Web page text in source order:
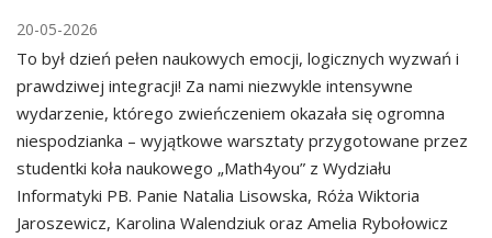
20-05-2026
To był dzień pełen naukowych emocji, logicznych wyzwań i
prawdziwej integracji! Za nami niezwykle intensywne
wydarzenie, którego zwieńczeniem okazała się ogromna
niespodzianka – wyjątkowe warsztaty przygotowane przez
studentki koła naukowego „Math4you” z Wydziału
Informatyki PB. Panie Natalia Lisowska, Róża Wiktoria
Jaroszewicz, Karolina Walendziuk oraz Amelia Rybołowicz